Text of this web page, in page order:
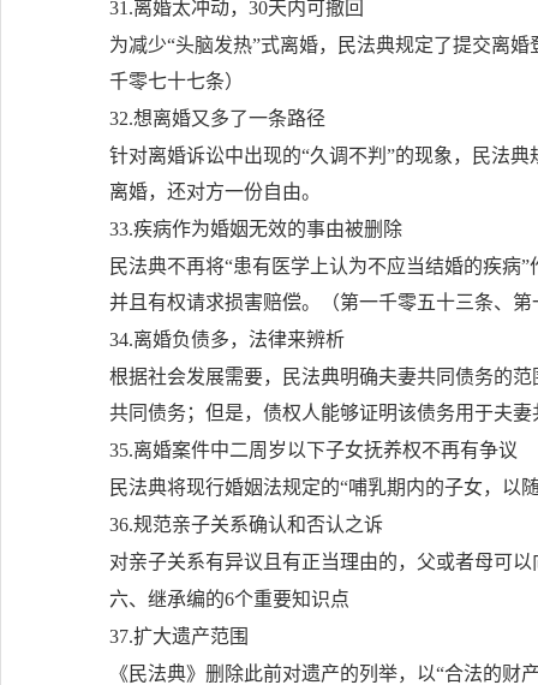
31.离婚太冲动，30天内可撤回
为减少“头脑发热”式离婚，民法典规定了提交离
千零七十七条）
32.想离婚又多了一条路径
针对离婚诉讼中出现的“久调不判”的现象，民法
离婚，还对方一份自由。
33.疾病作为婚姻无效的事由被删除
民法典不再将“患有医学上认为不应当结婚的疾病
并且有权请求损害赔偿。（第一千零五十三条、
34.离婚负债多，法律来辨析
根据社会发展需要，民法典明确夫妻共同债务的
共同债务；但是，债权人能够证明该债务用于夫
35.离婚案件中二周岁以下子女抚养权不再有争议
民法典将现行婚姻法规定的“哺乳期内的子女，以
36.规范亲子关系确认和否认之诉
对亲子关系有异议且有正当理由的，父或者母可
六、继承编的6个重要知识点
37.扩大遗产范围
《民法典》删除此前对遗产的列举，以“合法的